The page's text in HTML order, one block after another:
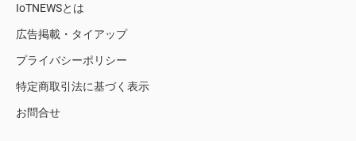
IoTNEWSとは
広告掲載・タイアップ
プライバシーポリシー
特定商取引法に基づく表示
お問合せ